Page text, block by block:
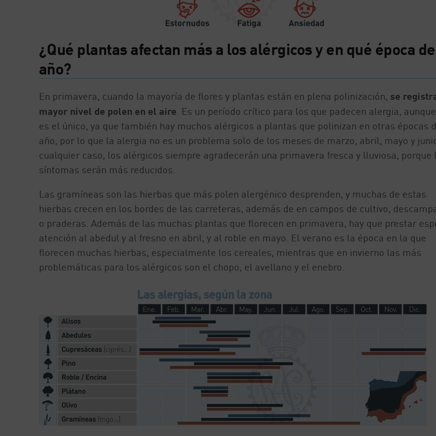
¿Qué plantas afectan más a los alérgicos y en qué época
año?
En primavera, cuando la mayoría de flores y plantas están en plena polinización, se
mayor nivel de polen en el aire . Es un período crítico para los que padecen alergia,
es el único, ya que también hay muchos alérgicos a plantas que polinizan en otras épocas
año, por lo que la alergia no es un problema solo de los meses de marzo, abril, mayo y
cualquier caso, los alérgicos siempre agradecerán una primavera fresca y lluviosa, porque
síntomas serán más reducidos.
Las gramíneas son las hierbas que más polen alergénico desprenden, y muchas de estas
hierbas crecen en los bordes de las carreteras, además de en campos de cultivo,
o praderas. Además de las muchas plantas que florecen en primavera, hay que prestar
atención al abedul y al fresno en abril, y al roble en mayo. El verano es la época en la que
florecen muchas hierbas, especialmente los cereales, mientras que en invierno las más
problemáticas para los alérgicos son el chopo, el avellano y el enebro.